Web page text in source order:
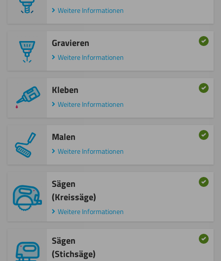
Weitere Informationen
Gravieren
Weitere Informationen
Kleben
Weitere Informationen
Malen
Weitere Informationen
Sägen
(Kreissäge)
Weitere Informationen
Sägen
(Stichsäge)